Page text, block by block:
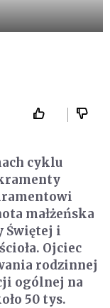
cyklu
małżeńska
Świętej i
Ojciec
rodzinnej
ogólnej na
50 tys.